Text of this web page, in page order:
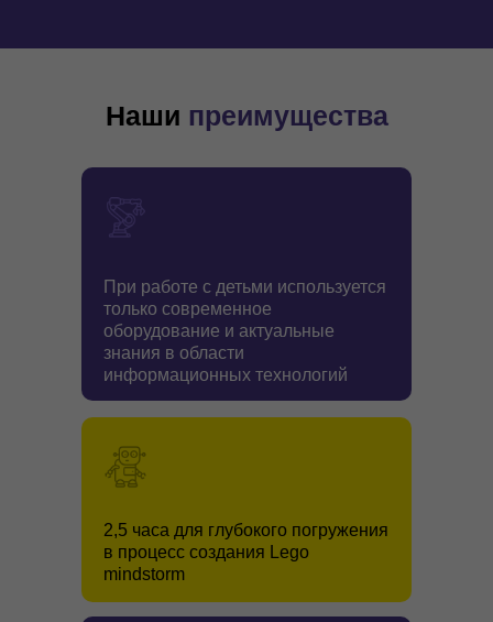
При работе с детьми используется
только современное
оборудование и актуальные
знания в области
информационных технологий
2,5 часа для глубокого погружения
в процесс создания Lego
mindstorm
Наши преимущества